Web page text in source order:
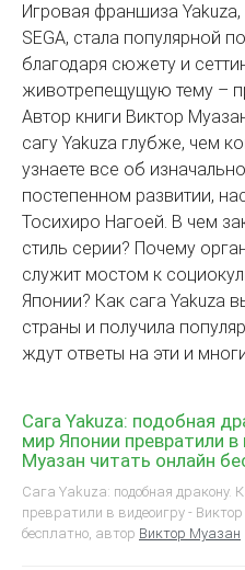
Игровая франшиза
SEGA, стала популярной
благодаря сюжету и
животрепещущую тему –
Автор книги Виктор
сагу Yakuza глубже, чем
узнаете все об
постепенном развитии,
Тосихиро Нагоей. В чем
стиль серии? Почему
служит мостом к
Японии? Как сага Yakuza
страны и получила
ждут ответы на эти и
Сага Yakuza: подобная
мир Японии превратили
Муазан читать онлайн
Сага Yakuza: подобная дракону.
превратили в видеоигру -
бесплатно, автор Виктор Муазан